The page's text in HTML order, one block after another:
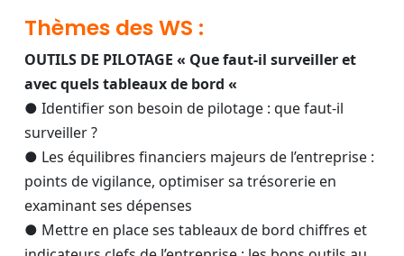
Thèmes des WS :
OUTILS DE PILOTAGE « Que faut-il surveiller et
avec quels tableaux de bord «
● Identifier son besoin de pilotage : que faut-il
surveiller ?
● Les équilibres financiers majeurs de l’entreprise :
points de vigilance, optimiser sa trésorerie en
examinant ses dépenses
● Mettre en place ses tableaux de bord chiffres et